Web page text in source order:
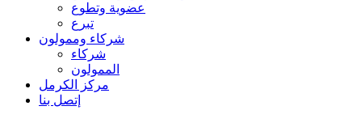
عضوية وتطوع
تبرع
شركاء وممولون
شركاء
الممولون
مركز الكرمل
إتصل بنا